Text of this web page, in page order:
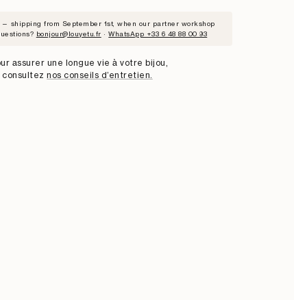
shipping from September 1st, when our partner workshop
bonjour@louyetu.fr ·WhatsApp +33 6 48 88 00 93
assurer une longue vie à votre bijou,
consulteznos conseils d’entretien.